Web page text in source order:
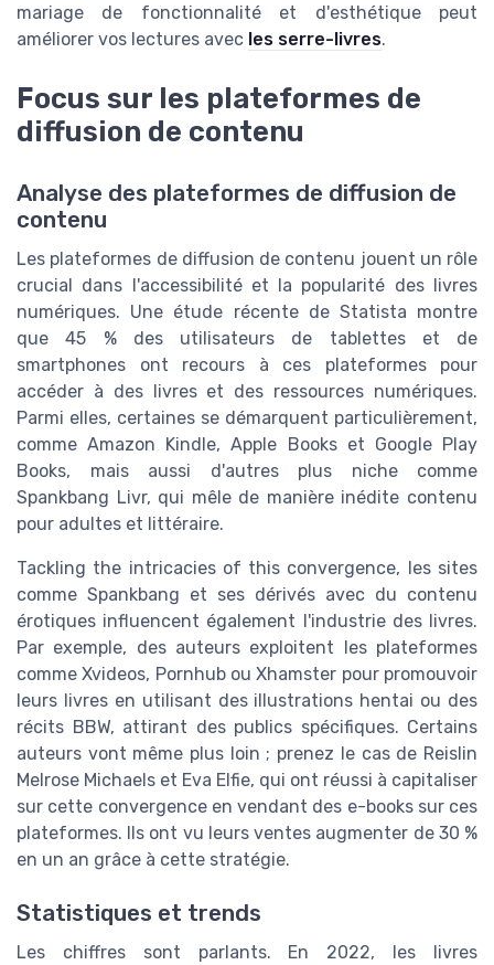
mariage de fonctionnalité et d'esthétique peut
améliorer vos lectures avec les serre-livres.
Focus sur les plateformes de
diffusion de contenu
Analyse des plateformes de diffusion de
contenu
Les plateformes de diffusion de contenu jouent un rôle
crucial dans l'accessibilité et la popularité des livres
numériques. Une étude récente de Statista montre
que 45 % des utilisateurs de tablettes et de
smartphones ont recours à ces plateformes pour
accéder à des livres et des ressources numériques.
Parmi elles, certaines se démarquent particulièrement,
comme Amazon Kindle, Apple Books et Google Play
Books, mais aussi d'autres plus niche comme
Spankbang Livr, qui mêle de manière inédite contenu
pour adultes et littéraire.
Tackling the intricacies of this convergence, les sites
comme Spankbang et ses dérivés avec du contenu
érotiques influencent également l'industrie des livres.
Par exemple, des auteurs exploitent les plateformes
comme Xvideos, Pornhub ou Xhamster pour promouvoir
leurs livres en utilisant des illustrations hentai ou des
récits BBW, attirant des publics spécifiques. Certains
auteurs vont même plus loin ; prenez le cas de Reislin
Melrose Michaels et Eva Elfie, qui ont réussi à capitaliser
sur cette convergence en vendant des e-books sur ces
plateformes. Ils ont vu leurs ventes augmenter de 30 %
en un an grâce à cette stratégie.
Statistiques et trends
Les chiffres sont parlants. En 2022, les livres